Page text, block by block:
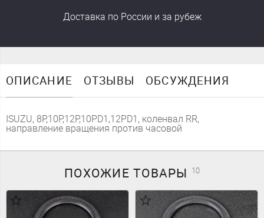
Доставка по России и за рубеж
ОПИСАНИЕ ОТЗЫВЫ ОБСУЖДЕНИЯ
ISUZU, 8P,10P,12P,10PD1,12PD1, коленвал RR,
направление вращения против часовой
ПОХОЖИЕТОВАРЫ 10